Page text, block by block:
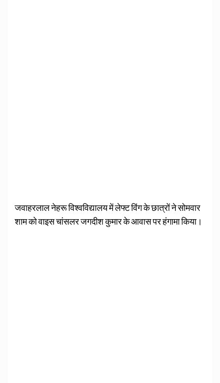
जवाहरलाल नेहरू विश्वविद्यालय में लेफ्ट विंग के छात्रों ने सोमवार
शाम को वाइस चांसलर जगदीश कुमार के आवास पर हंगामा किया।